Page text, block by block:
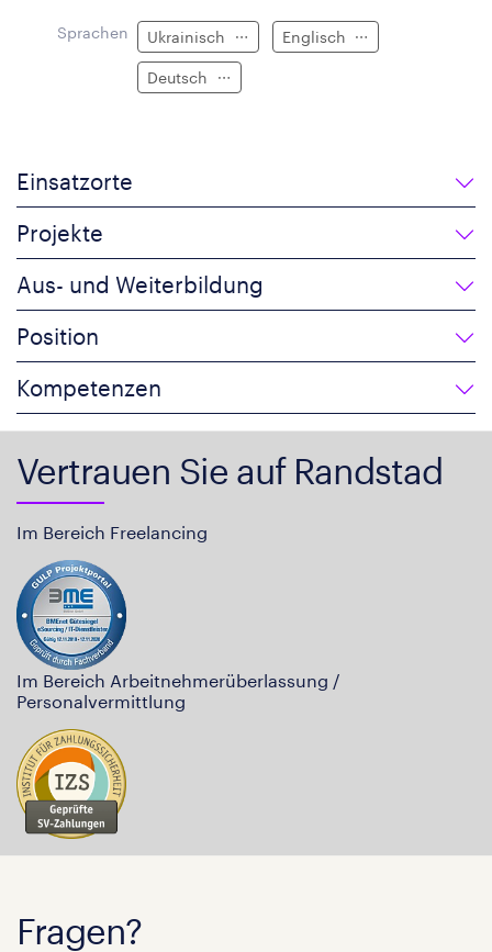
Sprachen Ukrainisch Englisch
Deutsch
Einsatzorte
Projekte
Aus- und Weiterbildung
Position
Kompetenzen
Vertrauen Sie auf Randstad
Im Bereich Freelancing
Im Bereich Arbeitnehmerüberlassung /
Personalvermittlung
Fragen?